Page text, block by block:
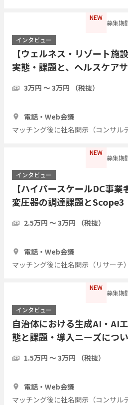
NEW
募集期
インタビュー
【ウェルネス・リゾート施
実態・課題と、ヘルスケア
3万円 〜 3万円 （税抜）
電話・Web会議
マッチング後に社名開示（コンサル
NEW
募集期
インタビュー
【ハイパースケールDC事
変圧器の調達課題とScope3
2.5万円 〜 3万円 （税抜）
電話・Web会議
マッチング後に社名開示（リサーチ）
NEW
募集期
インタビュー
自治体における生成AI・AI
態と課題・導入ニーズにつ
1.5万円 〜 3万円 （税抜）
電話・Web会議
マッチング後に社名開示（コンサル